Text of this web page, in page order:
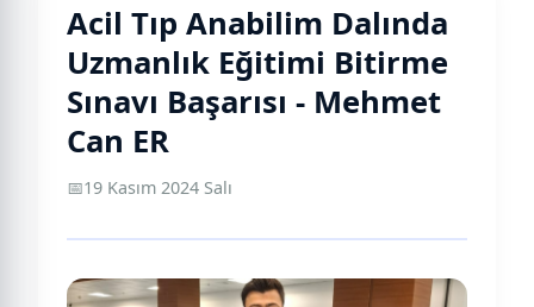
Acil Tıp Anabilim Dalında
Uzmanlık Eğitimi Bitirme
Sınavı Başarısı - Mehmet
Can ER
📅19 Kasım 2024 Salı